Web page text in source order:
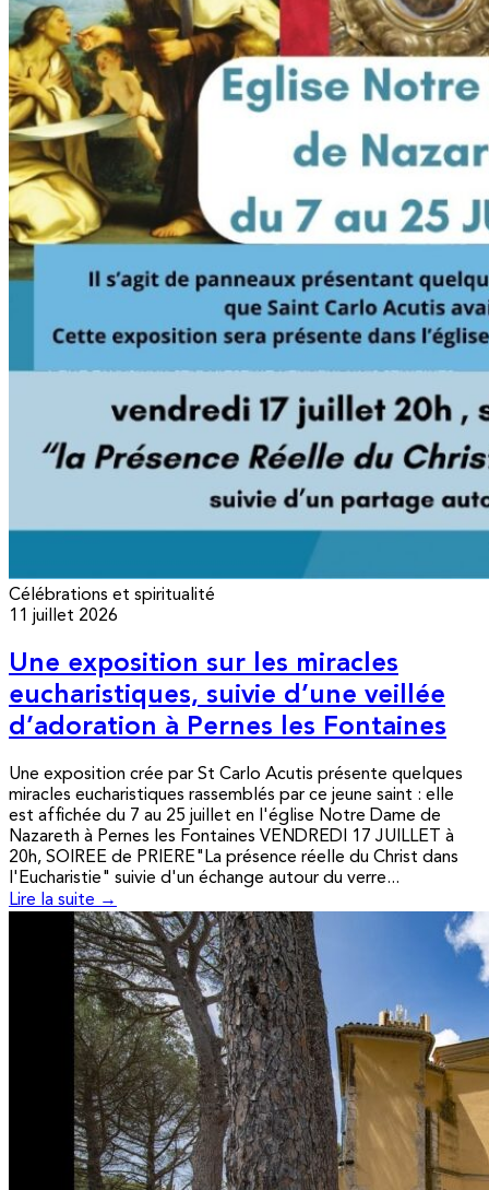
Célébrations et spiritualité
11 juillet 2026
Une exposition sur les miracles
eucharistiques, suivie d’une veillée
d’adoration à Pernes les Fontaines
Une exposition crée par St Carlo Acutis présente quelques
miracles eucharistiques rassemblés par ce jeune saint : elle
est affichée du 7 au 25 juillet en l'église Notre Dame de
Nazareth à Pernes les Fontaines VENDREDI 17 JUILLET à
20h, SOIREE de PRIERE"La présence réelle du Christ dans
l'Eucharistie" suivie d'un échange autour du verre...
Lire la suite →